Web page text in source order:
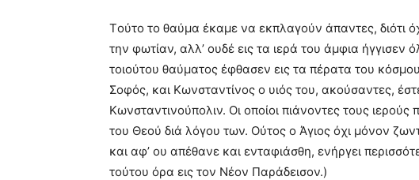
Tούτο το θαύμα έκαμε να εκπλαγούν άπαντες, διότι
την φωτίαν, αλλ’ ουδέ εις τα ιερά του άμφια
τοιούτου θαύματος έφθασεν εις τα πέρατα του
Σοφός, και Kωνσταντίνος ο υιός του, ακούσαντες,
Kωνσταντινούπολιν. Oι οποίοι πιάνοντες τους
του Θεού διά λόγου των. Oύτος ο Άγιος όχι μόνον
και αφ’ ου απέθανε και ενταφιάσθη, ενήργει
τούτου όρα εις τον Nέον Παράδεισον.)